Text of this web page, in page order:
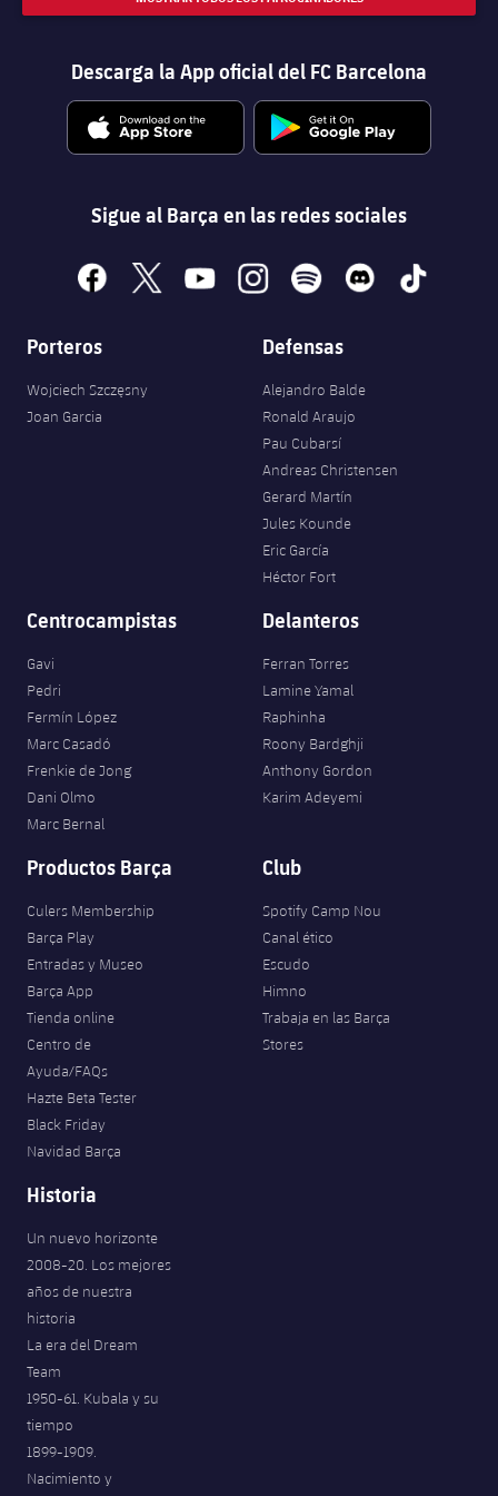
Descarga la App oficial del FC Barcelona
Sigue al Barça en las redes sociales
facebook
x youtubeinstagramspotify discord tiktok
Porteros
Wojciech Szczęsny
Joan Garcia
Defensas
Alejandro Balde
Ronald Araujo
Pau Cubarsí
Andreas Christensen
Gerard Martín
Jules Kounde
Eric García
Héctor Fort
Centrocampistas
Gavi
Pedri
Fermín López
Marc Casadó
Frenkie de Jong
Dani Olmo
Marc Bernal
Delanteros
Ferran Torres
Lamine Yamal
Raphinha
Roony Bardghji
Anthony Gordon
Karim Adeyemi
Productos Barça
Culers Membership
Barça Play
Entradas y Museo
Barça App
Tienda online
Centro de
Ayuda/FAQs
Hazte Beta Tester
Black Friday
Navidad Barça
Club
Spotify Camp Nou
Canal ético
Escudo
Himno
Trabaja en las Barça
Stores
Historia
Un nuevo horizonte
2008-20. Los mejores
años de nuestra
historia
La era del Dream
Team
1950-61. Kubala y su
tiempo
1899-1909.
Nacimiento y